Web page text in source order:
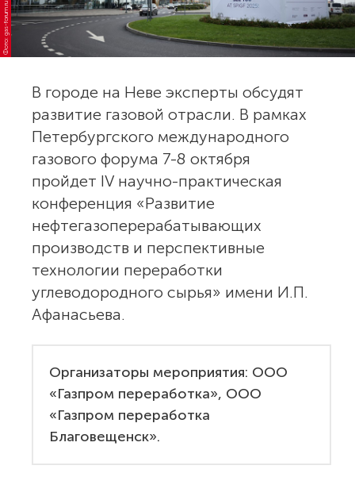
Фото: gas-forum.ru
В городе на Неве эксперты обсудят
развитие газовой отрасли. В рамках
Петербургского международного
газового форума 7-8 октября
пройдет IV научно-практическая
конференция «Развитие
нефтегазоперерабатывающих
производств и перспективные
технологии переработки
углеводородного сырья» имени И.П.
Афанасьева.
Организаторы мероприятия: ООО
«Газпром переработка», ООО
«Газпром переработка
Благовещенск».